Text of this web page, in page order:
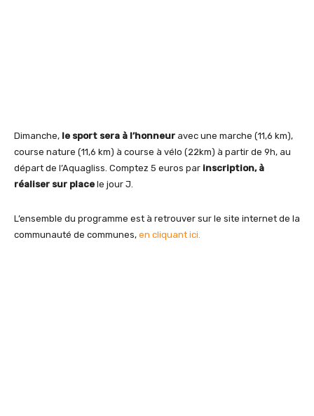
Dimanche, le sport sera à l’honneur avec une marche (11,6 km),
course nature (11,6 km) à course à vélo (22km) à partir de 9h, au
départ de l’Aquagliss. Comptez 5 euros par inscription, à
réaliser sur place le jour J.
L’ensemble du programme est à retrouver sur le site internet de la
communauté de communes, en cliquant ici.